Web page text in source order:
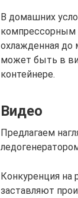
В домашних
компрессорным
охлажденная до
может быть в
контейнере.
Видео
Предлагаем
Конкуренция на
заставляют